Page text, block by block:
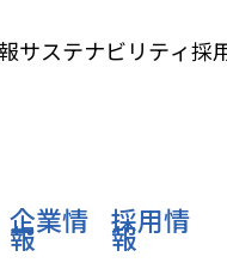
サステナビリティ採
企業情
報 採用情
報